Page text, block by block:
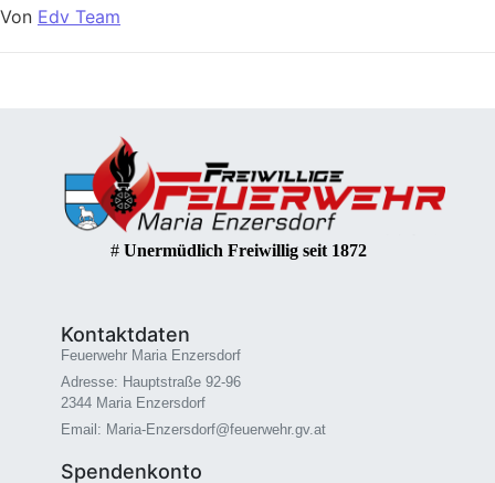
Von Edv Team
# Unermüdlich Freiwillig seit 1872
Kontaktdaten
Feuerwehr Maria Enzersdorf
Adresse: Hauptstraße 92-96
2344 Maria Enzersdorf
Email: Maria-Enzersdorf@feuerwehr.gv.at
Spendenkonto